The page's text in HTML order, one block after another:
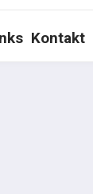
Kontakt